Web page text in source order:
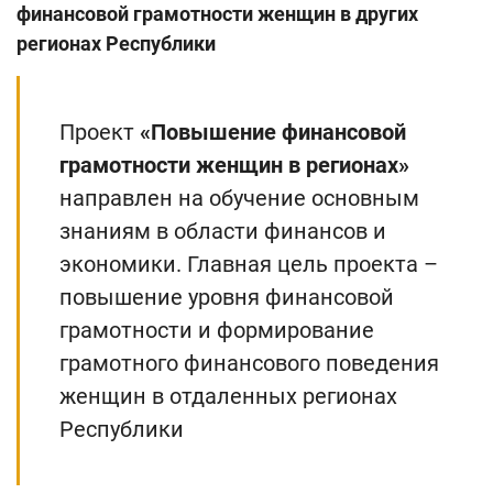
финансовой грамотности женщин в других
регионах Республики
Проект «Повышение финансовой
грамотности женщин в регионах»
направлен на обучение основным
знаниям в области финансов и
экономики. Главная цель проекта –
повышение уровня финансовой
грамотности и формирование
грамотного финансового поведения
женщин в отдаленных регионах
Республики